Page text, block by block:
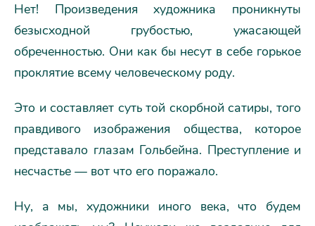
Нет! Произведения художника проникнуты
безысходной грубостью, ужасающей
обреченностью. Они как бы несут в себе горькое
проклятие всему человеческому роду.
Это и составляет суть той скорбной сатиры, того
правдивого изображения общества, которое
представало глазам Гольбейна. Преступление и
несчастье — вот что его поражало.
Ну, а мы, художники иного века, что будем